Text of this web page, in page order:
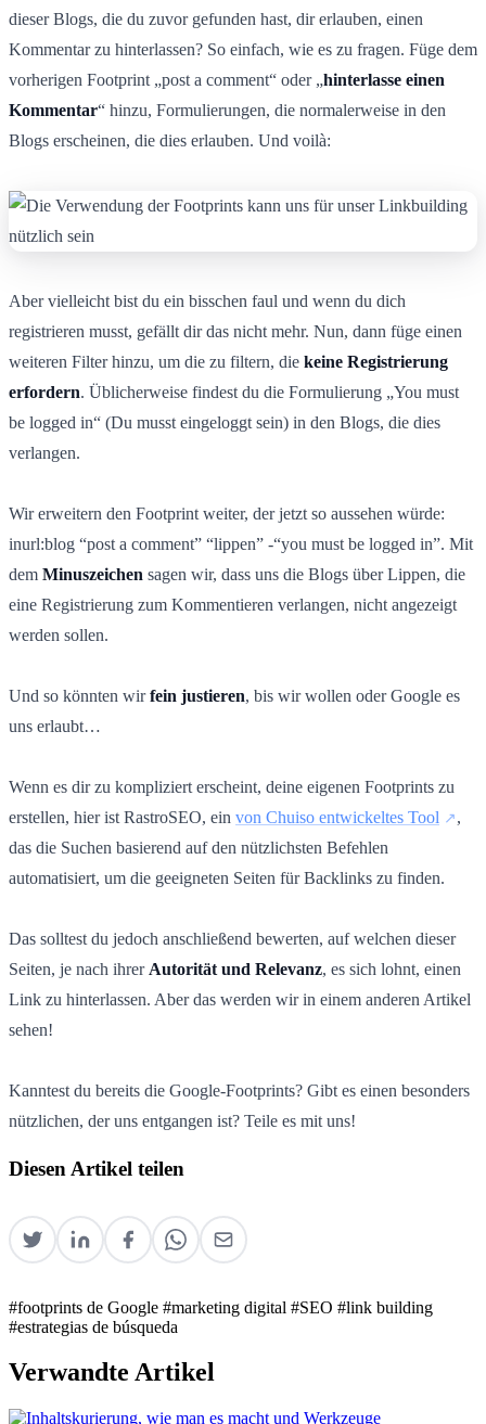
dieser Blogs, die du zuvor gefunden hast, dir erlauben, einen
Kommentar zu hinterlassen? So einfach, wie es zu fragen. Füge dem
vorherigen Footprint „post a comment“ oder „hinterlasse einen
Kommentar“ hinzu, Formulierungen, die normalerweise in den
Blogs erscheinen, die dies erlauben. Und voilà:
Aber vielleicht bist du ein bisschen faul und wenn du dich
registrieren musst, gefällt dir das nicht mehr. Nun, dann füge einen
weiteren Filter hinzu, um die zu filtern, die keine Registrierung
erfordern. Üblicherweise findest du die Formulierung „You must
be logged in“ (Du musst eingeloggt sein) in den Blogs, die dies
verlangen.
Wir erweitern den Footprint weiter, der jetzt so aussehen würde:
inurl:blog “post a comment” “lippen” -“you must be logged in”. Mit
dem Minuszeichen sagen wir, dass uns die Blogs über Lippen, die
eine Registrierung zum Kommentieren verlangen, nicht angezeigt
werden sollen.
Und so könnten wirfein justieren, bis wir wollen oder Google es
uns erlaubt…
Wenn es dir zu kompliziert erscheint, deine eigenen Footprints zu
erstellen, hier ist RastroSEO, ein von Chuiso entwickeltes Tool
,
das die Suchen basierend auf den nützlichsten Befehlen
automatisiert, um die geeigneten Seiten für Backlinks zu finden.
Das solltest du jedoch anschließend bewerten, auf welchen dieser
Seiten, je nach ihrer Autorität und Relevanz, es sich lohnt, einen
Link zu hinterlassen. Aber das werden wir in einem anderen Artikel
sehen!
Kanntest du bereits die Google-Footprints? Gibt es einen besonders
nützlichen, der uns entgangen ist? Teile es mit uns!
Diesen Artikel teilen
#footprints de Google #marketing digital #SEO #link building
#estrategias de búsqueda
Verwandte Artikel